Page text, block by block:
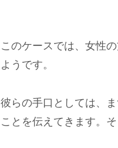
このケースでは、女性
ようです。
彼らの手口としては、
ことを伝えてきます。